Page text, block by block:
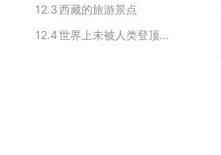
12.3西藏的旅游景点
12.4
世界上未被人类登顶的山峰